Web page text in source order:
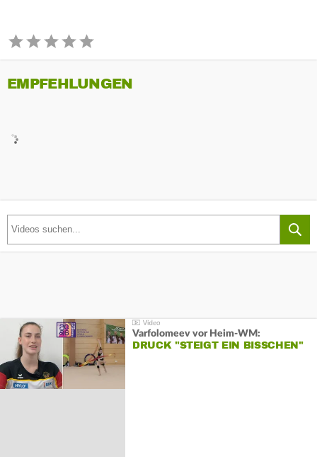
EMPFEHLUNGEN
Varfolomeev vor Heim-WM:
DRUCK "STEIGT EIN BISSCHEN"